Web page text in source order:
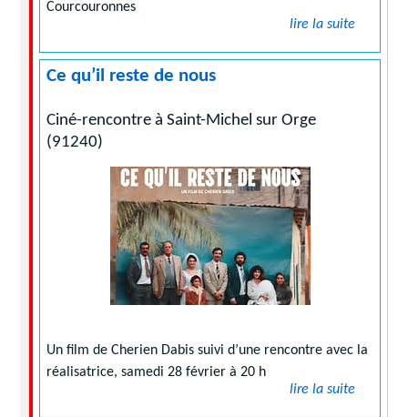
Courcouronnes
lire la suite
Ce qu’il reste de nous
Ciné-rencontre à Saint-Michel sur Orge
(91240)
Un film de Cherien Dabis suivi d’une rencontre avec la
réalisatrice, samedi 28 février à 20 h
lire la suite